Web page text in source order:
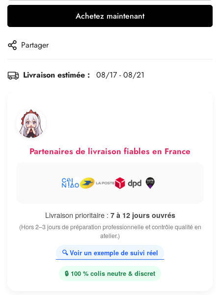
Achetez maintenant
Partager
Livraison estimée : 08/17 - 08/21
Partenaires de livraison fiables en France
Livraison prioritaire : 7 à 12 jours ouvrés
(Hors 2–3 jours de préparation professionnelle et contrôle qualité en
atelier.)
🔍 Voir un exemple de suivi réel
🔒 100 % colis neutre & discret